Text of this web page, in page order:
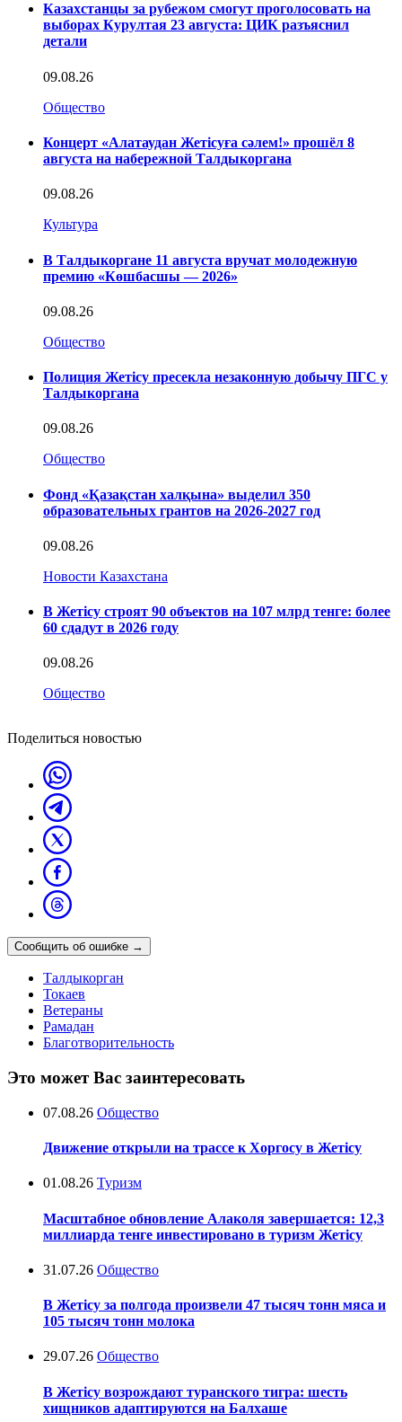
Казахстанцы за рубежом смогут проголосовать на
выборах Курултая 23 августа: ЦИК разъяснил
детали
09.08.26
Общество
Концерт «Алатаудан Жетісуға сәлем!» прошёл 8
августа на набережной Талдыкоргана
09.08.26
Культура
В Талдыкоргане 11 августа вручат молодежную
премию «Көшбасшы — 2026»
09.08.26
Общество
Полиция Жетісу пресекла незаконную добычу ПГС у
Талдыкоргана
09.08.26
Общество
Фонд «Қазақстан халқына» выделил 350
образовательных грантов на 2026-2027 год
09.08.26
Новости Казахстана
В Жетісу строят 90 объектов на 107 млрд тенге: более
60 сдадут в 2026 году
09.08.26
Общество
Поделиться новостью
Сообщить об ошибке →
Талдыкорган
Токаев
Ветераны
Рамадан
Благотворительность
Это может Вас заинтересовать
07.08.26 Общество
Движение открыли на трассе к Хоргосу в Жетісу
01.08.26 Туризм
Масштабное обновление Алаколя завершается: 12,3
миллиарда тенге инвестировано в туризм Жетісу
31.07.26 Общество
В Жетісу за полгода произвели 47 тысяч тонн мяса и
105 тысяч тонн молока
29.07.26 Общество
В Жетісу возрождают туранского тигра: шесть
хищников адаптируются на Балхаше